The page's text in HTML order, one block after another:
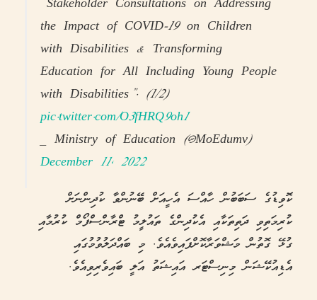
“Stakeholder Consultations on Addressing
the Impact of COVID-19 on Children
with Disabilities & Transforming
Education for All Including Young People
with Disabilities”. (1/2)
pic.twitter.com/O3fHRQ9oh1
— Ministry of Education (@MoEdumv)
December 11, 2022
ކޮވިޑުގެ ސަބަބުން ހާއްސަ އެހީއަށް ބޭނުންވާ ކުދިންނަށް
ކުރިމަތިވި ދަތިތަކާއި އެކުދިންގެ ތައުލީމު ޓްރާންސްފޯމް ކުރުމާއި
ގުޅޭ ގޮތުން މަޝްވަރާކޮށްފައިވެއެވެ. މި ބައްދަލުވުމުގައި
އެޑިއުކޭޝަން މިނިސްޓަރ އައިޝަތު އަލީ ބައިވެރިވިއެވެ.